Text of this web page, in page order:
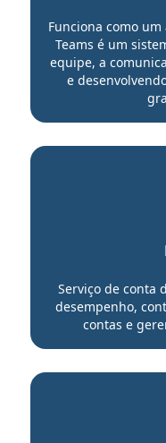
Funciona como
Teams é um
equipe, a
e
Serviço de conta
desempenho,
contas e